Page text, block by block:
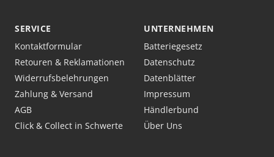
Schattierungen zu reduzieren.
Whip Shader Cartridges
Whip Shader werden häufig für weichere Schattierungen,
bewegtere Übergänge und dynamische Greywash-Arbeiten
genutzt.
Gerade bei Black & Grey oder weich aufgebauten Schatten
SERVICE
Kontaktformular
Retouren & Reklamationen
Widerrufsbelehrungen
Zahlung & Versand
AGB
Click & Collect in Schwerte
UNTERNEHMEN
Batteriegesetz
Datenschutz
Datenblätter
Impressum
Händlerbund
Über Uns